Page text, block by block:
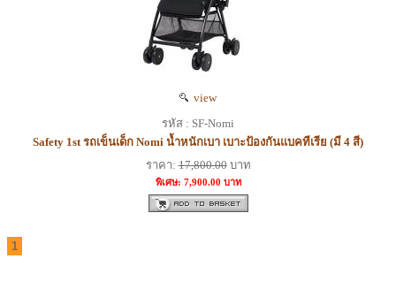
view
รหัส : SF-Nomi
Safety 1st รถเข็นเด็ก Nomi น้ำหนักเบา เบาะป้องกันแบคทีเรีย (มี 4 สี)
ราคา:17,800.00บาท
พิเศษ: 7,900.00 บาท
1